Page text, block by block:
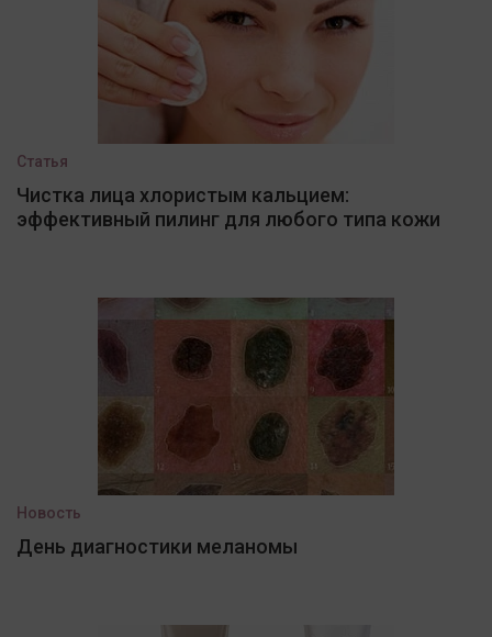
Статья
Чистка лица хлористым кальцием:
эффективный пилинг для любого типа кожи
Новость
День диагностики меланомы